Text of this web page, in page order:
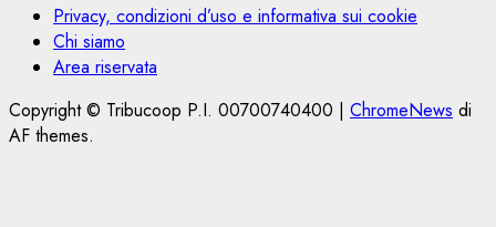
Privacy, condizioni d’uso e informativa sui cookie
Chi siamo
Area riservata
Copyright © Tribucoop P.I. 00700740400 | ChromeNews di
AF themes.